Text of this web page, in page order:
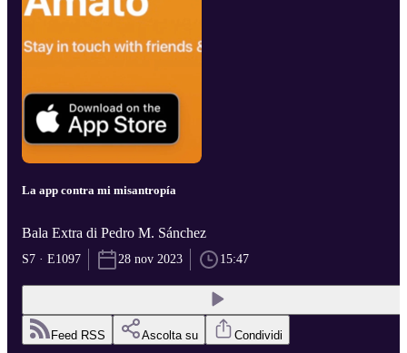
La app contra mi misantropía
Bala Extra di Pedro M. Sánchez
S7 · E1097 28 nov 2023 15:47
Feed RSS Ascolta su Condividi